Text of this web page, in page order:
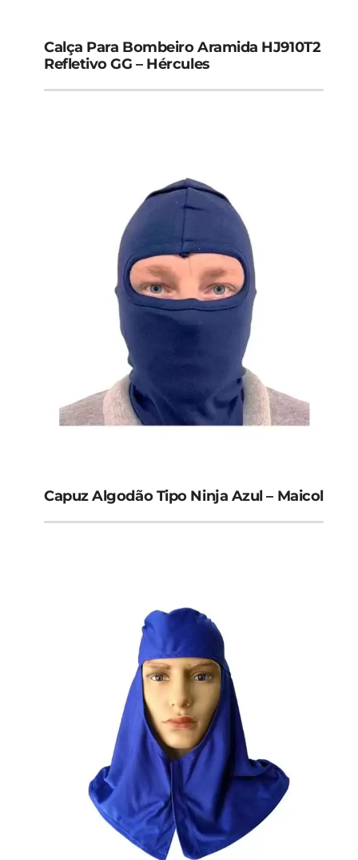
Calça Para Bombeiro Aramida HJ910T2
Refletivo GG – Hércules
Capuz Algodão Tipo Ninja Azul – Maicol